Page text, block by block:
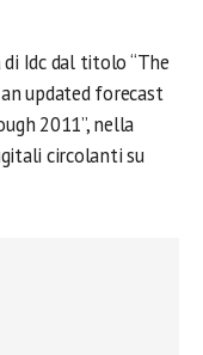
Idc dal titolo “The
updated forecast
2011”, nella
circolanti su